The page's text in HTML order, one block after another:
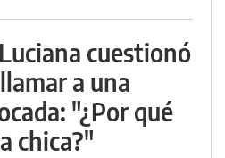
cuestionó
a una
"¿Por qué
chica?"